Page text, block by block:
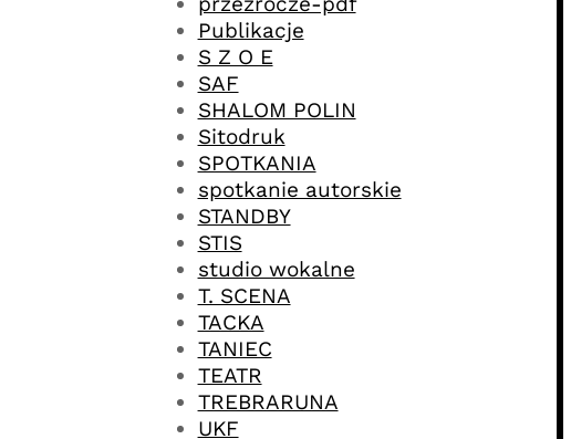
Publikacje
S Z O E
SAF
SHALOM POLIN
Sitodruk
SPOTKANIA
spotkanie autorskie
STANDBY
STIS
studio wokalne
T. SCENA
TACKA
TANIEC
TEATR
TREBRARUNA
UKF